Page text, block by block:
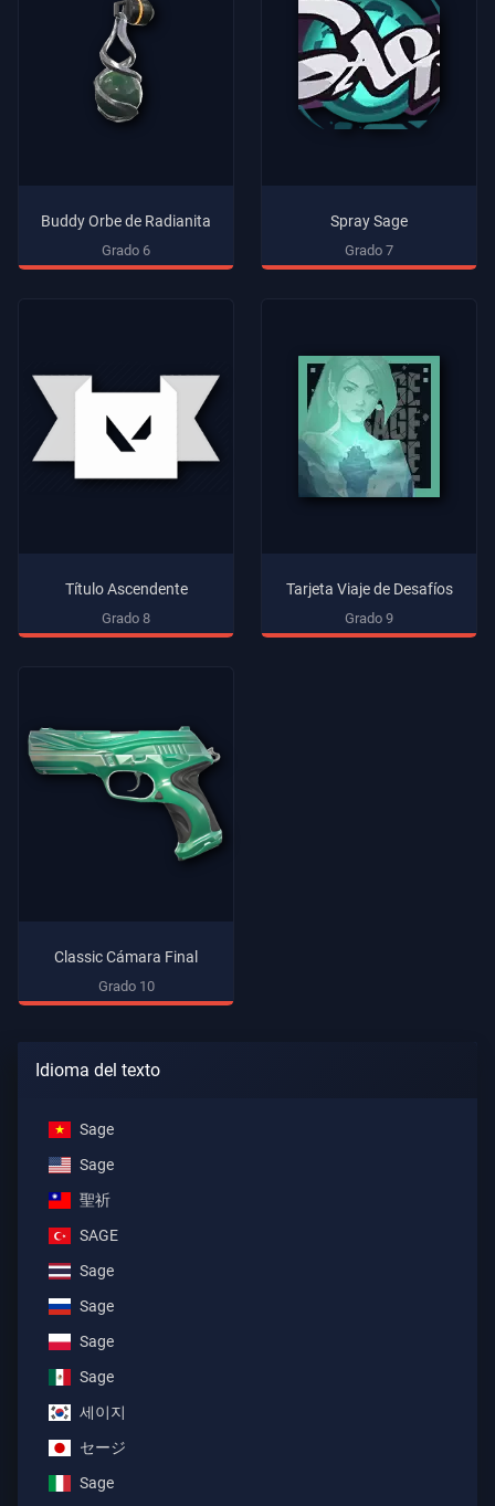
Buddy Orbe de Radianita
Grado 6
Spray Sage
Grado 7
Título Ascendente
Grado 8
Tarjeta Viaje de Desafíos
Grado 9
Classic Cámara Final
Grado 10
Idioma del texto
Sage
Sage
聖祈
SAGE
Sage
Sage
Sage
Sage
세이지
セージ
Sage